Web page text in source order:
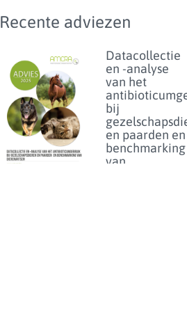
Recente adviezen
Datacollectie
en -analyse
van het
bij
en paarden en
benchmarking
van